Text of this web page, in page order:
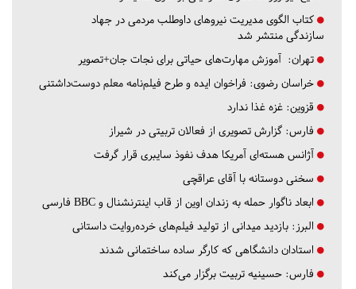
کتاب الگوی مدیریت نیروهای داوطلب مردمی در جهاد
سازندگی منتشر شد
تهران: آموزش مهارت‌های حیاتی برای نجات جان+تصویر
خراسان رضوی: فراخوان ایده و طرح فیلم‌نامه معلم دوست‌داشتنی
قزوین: غزه غذا ندارد
فارس: گزارش تصویری از فعالان تربیتی در شیراز
آژانس هسته‌ای آمریکا هدف نفوذ سایبری قرار گرفت
سخنی دوستانه با آقای عراقچی
ابعاد ناگوار حمله به زندان اوین از قاب اینترنشنال و BBC فارسی
البرز: بازدید میدانی از تولید فیلم‌های خرده‌روایت داستانی
استادان دانشگاهی که کارگر ساده ساختمانی شدند
فارس: حسینیه تربیت برگزار می‌کند